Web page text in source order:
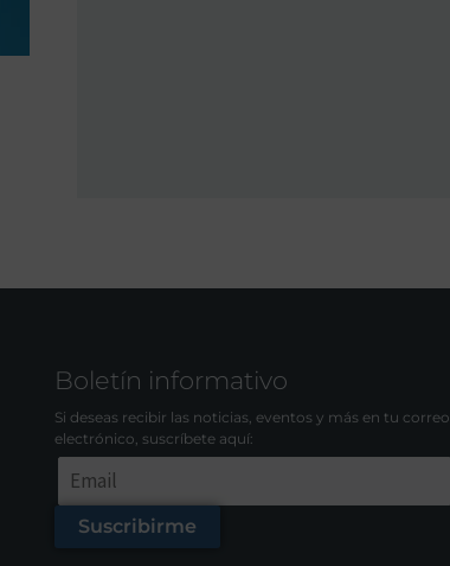
Boletín informativo
Si deseas recibir las noticias, eventos y más en tu correo
electrónico, suscríbete aquí:
Suscribirme